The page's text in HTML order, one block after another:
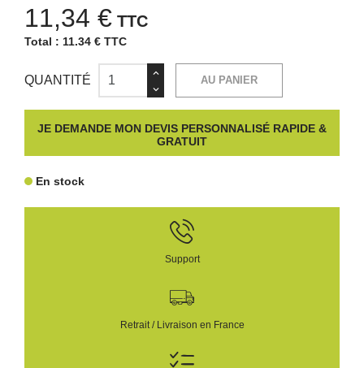
11,34 € TTC
Total : 11.34 € TTC
QUANTITÉ AU PANIER
JE DEMANDE MON DEVIS PERSONNALISÉ RAPIDE &
GRATUIT
En stock
Support
Retrait / Livraison en France